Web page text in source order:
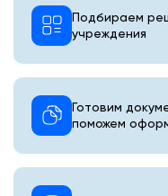
Подбираем
учреждения
Готовим
поможем